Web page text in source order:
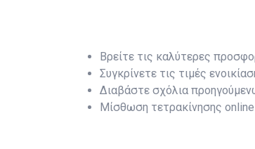
Βρείτε τις καλύτερες
Συγκρίνετε τις τιμές
Διαβάστε σχόλια
Μίσθωση τετρακίνησης